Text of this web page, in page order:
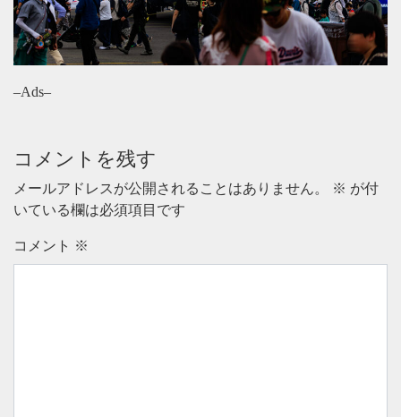
–Ads–
コメントを残す
メールアドレスが公開されることはありません。 ※ が付
いている欄は必須項目です
コメント ※